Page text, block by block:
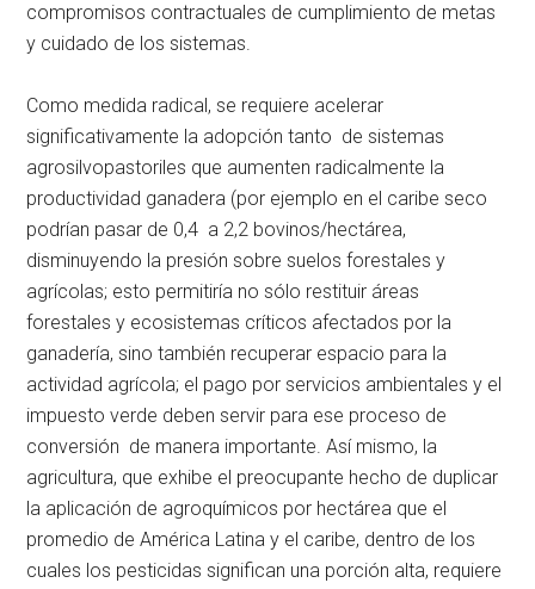
compromisos contractuales de cumplimiento de metas
y cuidado de los sistemas.
Como medida radical, se requiere acelerar
significativamente la adopción tanto de sistemas
agrosilvopastoriles que aumenten radicalmente la
productividad ganadera (por ejemplo en el caribe seco
podrían pasar de 0,4 a 2,2 bovinos/hectárea,
disminuyendo la presión sobre suelos forestales y
agrícolas; esto permitiría no sólo restituir áreas
forestales y ecosistemas críticos afectados por la
ganadería, sino también recuperar espacio para la
actividad agrícola; el pago por servicios ambientales y el
impuesto verde deben servir para ese proceso de
conversión de manera importante. Así mismo, la
agricultura, que exhibe el preocupante hecho de duplicar
la aplicación de agroquímicos por hectárea que el
promedio de América Latina y el caribe, dentro de los
cuales los pesticidas significan una porción alta, requiere